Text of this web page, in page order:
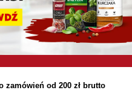
zamówień od 200 zł brutto